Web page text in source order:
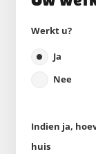
Werkt u?
Ja
Nee
Indien ja,
huis